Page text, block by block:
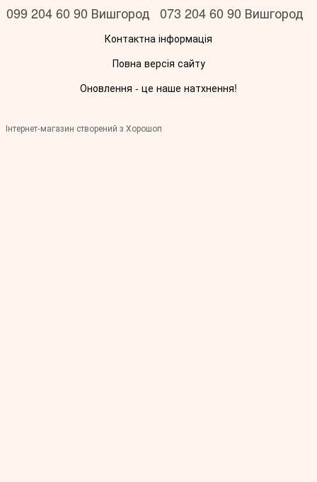
099 204 60 90 Вишгород 073 204 60 90 Вишгород
Контактна інформація
Повна версія сайту
Оновлення - це наше натхнення!
Інтернет-магазин створений з Хорошоп